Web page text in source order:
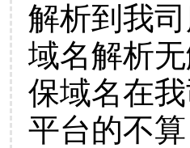
解析到我
域名解析
保域名在
平台的不